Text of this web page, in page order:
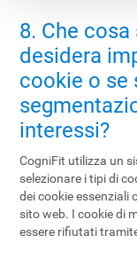
8. Che
desidera
cookie o se
interessi?
CogniFit utilizza un
selezionare i tipi di
dei cookie essenziali
sito web. I cookie di
essere rifiutati